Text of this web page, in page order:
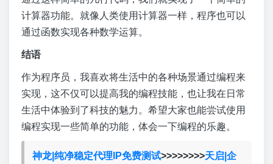
计算器功能。就像人类使用计算器一样，程序也可以
通过函数实现各种数学运算。
结语
作为程序员，我喜欢将生活中的各种场景通过编程来
实现，这不仅可以提高我的编程技能，也让我在日常
生活中体验到了科技的魅力。希望大家也能尝试使用
编程实现一些简单的功能，体会一下编程的乐趣。
神龙|纯净稳定代理IP免费测试>>>>>>>>天启|企